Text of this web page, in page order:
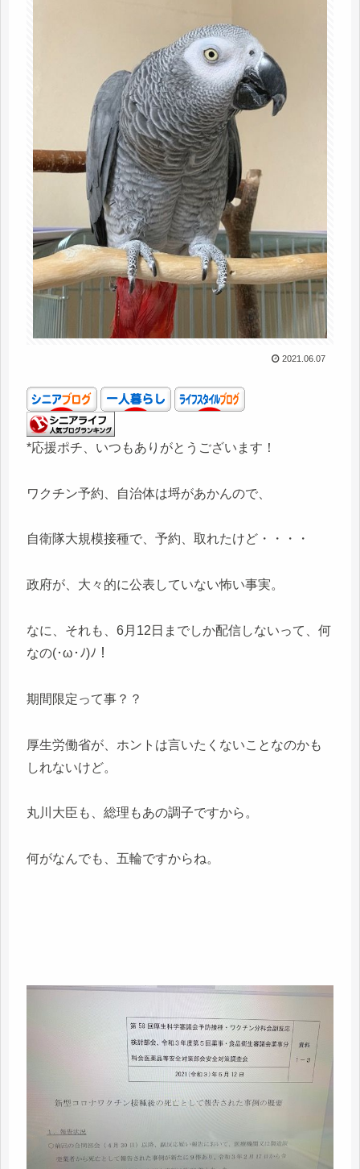
2021.06.07
*応援ポチ、いつもありがとうございます！
ワクチン予約、自治体は埒があかんので、
自衛隊大規模接種で、予約、取れたけど・・・・
政府が、大々的に公表していない怖い事実。
なに、それも、6月12日までしか配信しないって、何
なの(･ω･ﾉ)ﾉ！
期間限定って事？？
厚生労働省が、ホントは言いたくないことなのかも
しれないけど。
丸川大臣も、総理もあの調子ですから。
何がなんでも、五輪ですからね。